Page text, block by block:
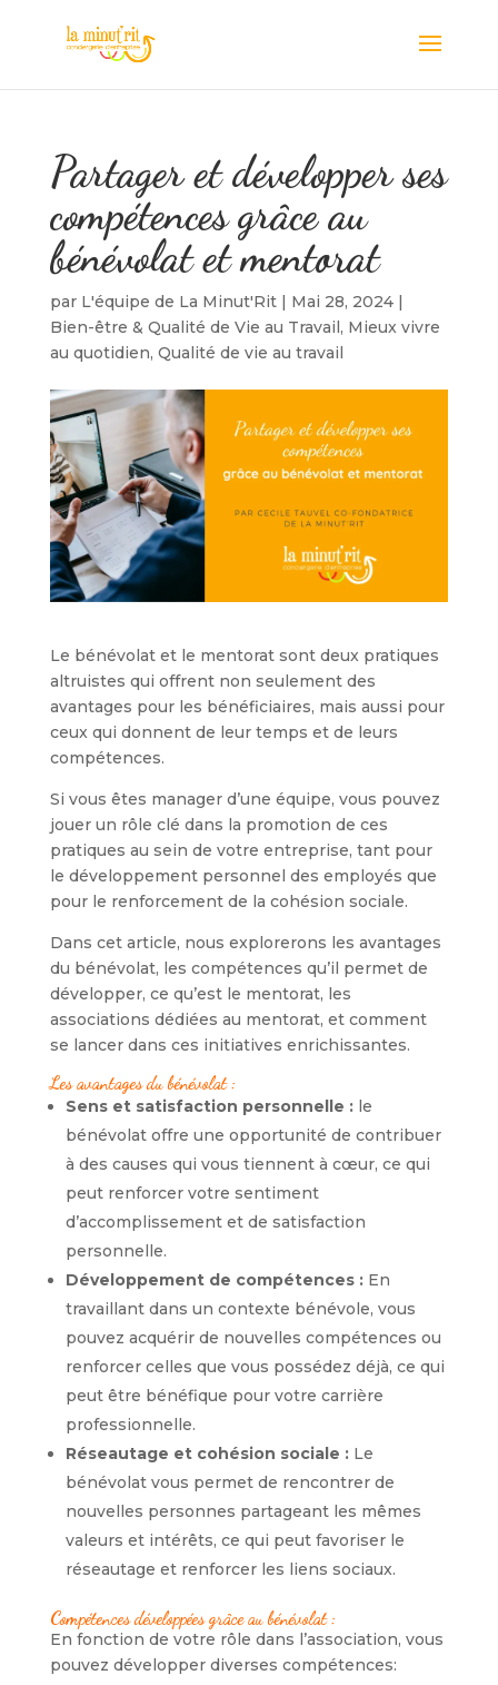
Partager et développer ses
compétences grâce au
bénévolat et mentorat
par L'équipe de La Minut'Rit| Mai 28, 2024|
Bien-être & Qualité de Vie au Travail, Mieux vivre
au quotidien, Qualité de vie au travail
Le bénévolat et le mentorat sont deux pratiques
altruistes qui offrent non seulement des
avantages pour les bénéficiaires, mais aussi pour
ceux qui donnent de leur temps et de leurs
compétences.
Si vous êtes manager d’une équipe, vous pouvez
jouer un rôle clé dans la promotion de ces
pratiques au sein de votre entreprise, tant pour
le développement personnel des employés que
pour le renforcement de la cohésion sociale.
Dans cet article, nous explorerons les avantages
du bénévolat, les compétences qu’il permet de
développer, ce qu’est le mentorat, les
associations dédiées au mentorat, et comment
se lancer dans ces initiatives enrichissantes.
Les avantages du bénévolat :
Sens et satisfaction personnelle : le
bénévolat offre une opportunité de contribuer
à des causes qui vous tiennent à cœur, ce qui
peut renforcer votre sentiment
d’accomplissement et de satisfaction
personnelle.
Développement de compétences :En
travaillant dans un contexte bénévole, vous
pouvez acquérir de nouvelles compétences ou
renforcer celles que vous possédez déjà, ce qui
peut être bénéfique pour votre carrière
professionnelle.
Réseautage et cohésion sociale : Le
bénévolat vous permet de rencontrer de
nouvelles personnes partageant les mêmes
valeurs et intérêts, ce qui peut favoriser le
réseautage et renforcer les liens sociaux.
Compétences développées grâce au bénévolat :
En fonction de votre rôle dans l’association, vous
pouvez développer diverses compétences: